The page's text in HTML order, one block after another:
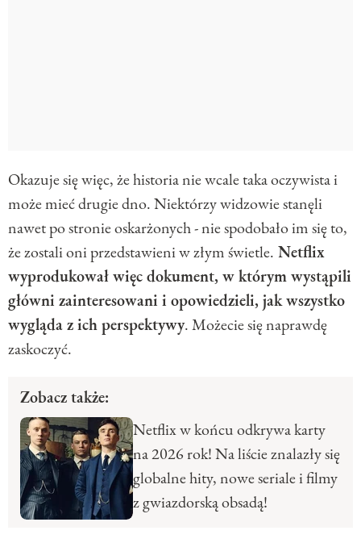
Okazuje się więc, że historia nie wcale taka oczywista i
może mieć drugie dno. Niektórzy widzowie stanęli
nawet po stronie oskarżonych - nie spodobało im się to,
że zostali oni przedstawieni w złym świetle. Netflix
wyprodukował więc dokument, w którym wystąpili
główni zainteresowani i opowiedzieli, jak wszystko
wygląda z ich perspektywy. Możecie się naprawdę
zaskoczyć.
Zobacz także:
Netflix w końcu odkrywa karty
na 2026 rok! Na liście znalazły się
globalne hity, nowe seriale i filmy
z gwiazdorską obsadą!